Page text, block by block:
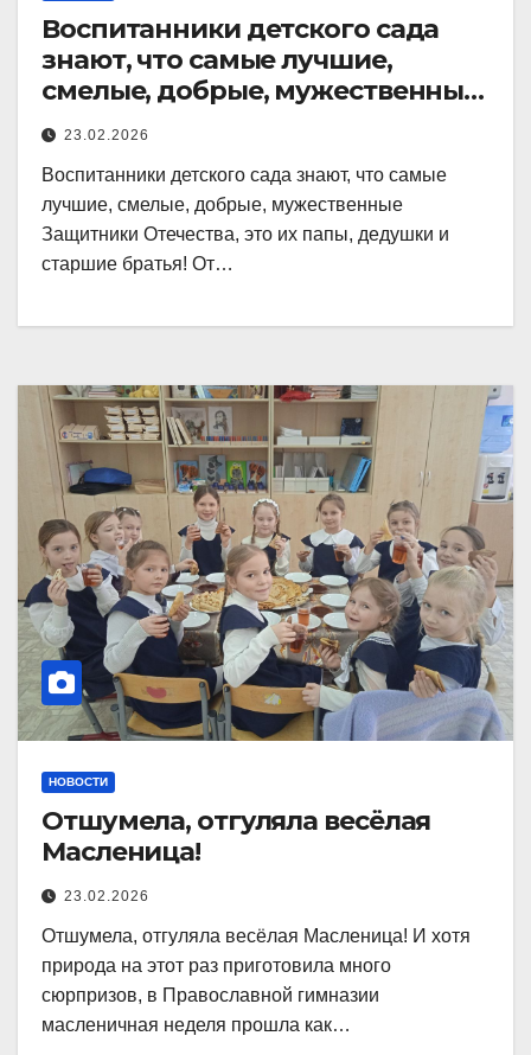
Воспитанники детского сада
знают, что самые лучшие,
смелые, добрые, мужественные
Защитники
23.02.2026
Воспитанники детского сада знают, что самые
лучшие, смелые, добрые, мужественные
Защитники Отечества, это их папы, дедушки и
старшие братья! От…
НОВОСТИ
Отшумела, отгуляла весёлая
Масленица!
23.02.2026
Отшумела, отгуляла весёлая Масленица! И хотя
природа на этот раз приготовила много
сюрпризов, в Православной гимназии
масленичная неделя прошла как…